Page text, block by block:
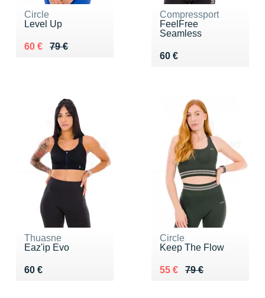
Circle
Level Up
79 €
Au lieu de 79 €
60 €
Vendu 60 €
Compressport
FeelFree
Seamless
60 €
Vendu 60 €
Thuasne
Eaz'ip Evo
60 €
Vendu 60 €
Circle
Keep The Flow
79 €
Au lieu de 79 €
55 €
Vendu 55 €